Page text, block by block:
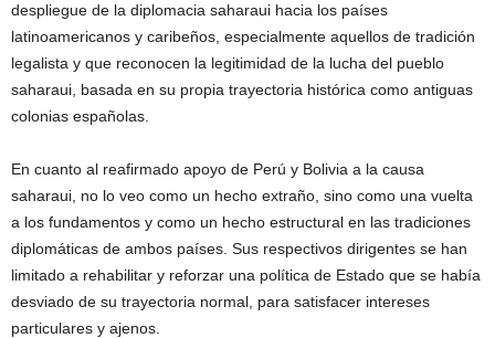
despliegue de la diplomacia saharaui hacia los países
latinoamericanos y caribeños, especialmente aquellos de tradición
legalista y que reconocen la legitimidad de la lucha del pueblo
saharaui, basada en su propia trayectoria histórica como antiguas
colonias españolas.
En cuanto al reafirmado apoyo de Perú y Bolivia a la causa
saharaui, no lo veo como un hecho extraño, sino como una vuelta
a los fundamentos y como un hecho estructural en las tradiciones
diplomáticas de ambos países. Sus respectivos dirigentes se han
limitado a rehabilitar y reforzar una política de Estado que se había
desviado de su trayectoria normal, para satisfacer intereses
particulares y ajenos.